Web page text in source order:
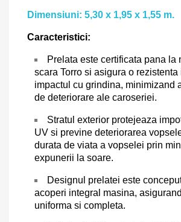
Dimensiuni: 5,30 x 1,95 x 1,55 m.
Caracteristici:
Prelata este certificata pana la
scara Torro si asigura o rezistenta
impactul cu grindina, minimizand
de deteriorare ale caroseriei.
Stratul exterior protejeaza
UV si previne deteriorarea
durata de viata a vopselei prin
expunerii la soare.
Designul prelatei este
acoperi integral masina,
uniforma si completa.